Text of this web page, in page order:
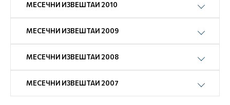
МЕСЕЧНИ ИЗВЕШТАИ 2010
МЕСЕЧНИ ИЗВЕШТАИ 2009
МЕСЕЧНИ ИЗВЕШТАИ 2008
МЕСЕЧНИ ИЗВЕШТАИ 2007